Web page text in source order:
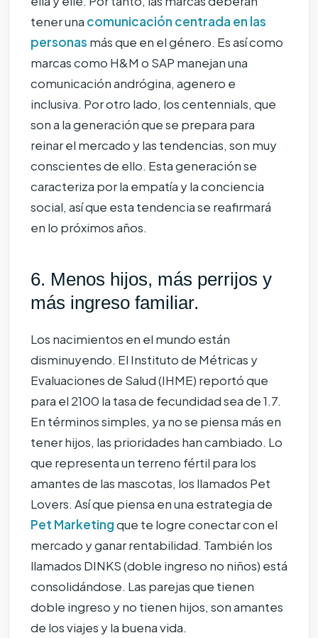
tener una comunicación centrada en las
personas más que en el género. Es así como
marcas como H&M o SAP manejan una
comunicación andrógina, agenero e
inclusiva. Por otro lado, los centennials, que
son a la generación que se prepara para
reinar el mercado y las tendencias, son muy
conscientes de ello. Esta generación se
caracteriza por la empatía y la conciencia
social, así que esta tendencia se reafirmará
en lo próximos años.
6. Menos hijos, más perrijos y
más ingreso familiar.
Los nacimientos en el mundo están
disminuyendo. El Instituto de Métricas y
Evaluaciones de Salud (IHME) reportó que
para el 2100 la tasa de fecundidad sea de 1.7.
En términos simples, ya no se piensa más en
tener hijos, las prioridades han cambiado. Lo
que representa un terreno fértil para los
amantes de las mascotas, los llamados Pet
Lovers. Así que piensa en una estrategia de
Pet Marketingque te logre conectar con el
mercado y ganar rentabilidad. También los
llamados DINKS (doble ingreso no niños) está
consolidándose. Las parejas que tienen
doble ingreso y no tienen hijos, son amantes
de los viajes y la buena vida.